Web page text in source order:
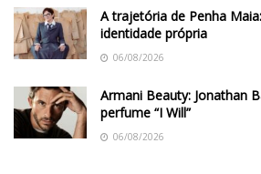
A trajetória de Penha
identidade própria
06/08/2026
Armani Beauty: Jonathan
perfume “I Will”
06/08/2026